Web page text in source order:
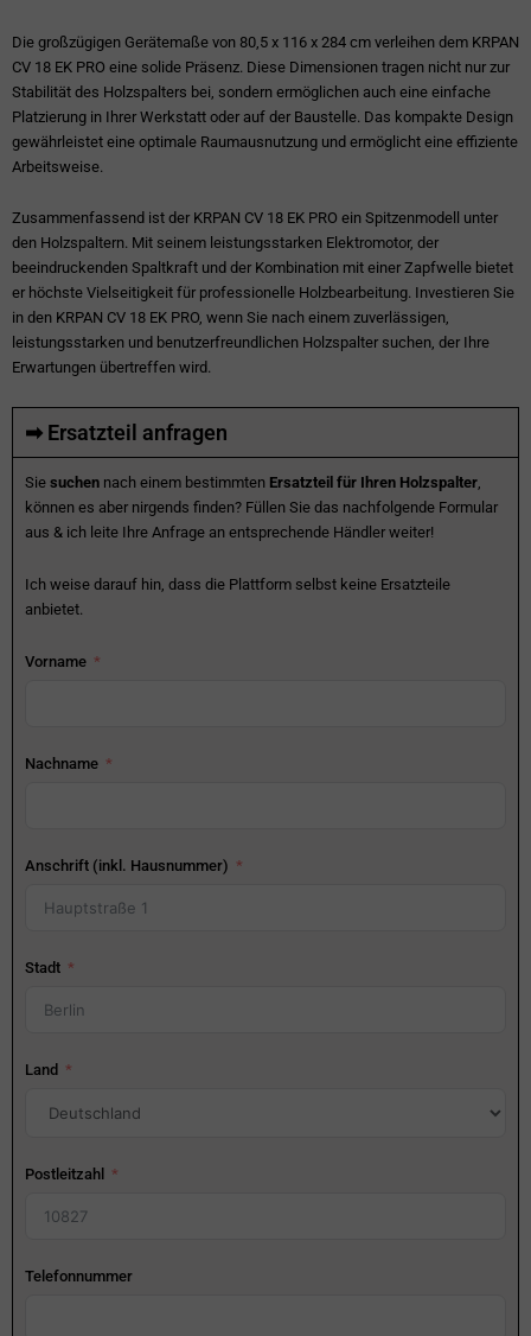
Die großzügigen Gerätemaße von 80,5 x 116 x 284 cm verleihen dem KRPAN
CV 18 EK PRO eine solide Präsenz. Diese Dimensionen tragen nicht nur zur
Stabilität des Holzspalters bei, sondern ermöglichen auch eine einfache
Platzierung in Ihrer Werkstatt oder auf der Baustelle. Das kompakte Design
gewährleistet eine optimale Raumausnutzung und ermöglicht eine effiziente
Arbeitsweise.
Zusammenfassend ist der KRPAN CV 18 EK PRO ein Spitzenmodell unter
den Holzspaltern. Mit seinem leistungsstarken Elektromotor, der
beeindruckenden Spaltkraft und der Kombination mit einer Zapfwelle bietet
er höchste Vielseitigkeit für professionelle Holzbearbeitung. Investieren Sie
in den KRPAN CV 18 EK PRO, wenn Sie nach einem zuverlässigen,
leistungsstarken und benutzerfreundlichen Holzspalter suchen, der Ihre
Erwartungen übertreffen wird.
➡ Ersatzteil anfragen
Sie suchen nach einem bestimmten Ersatzteil für Ihren Holzspalter,
können es aber nirgends finden? Füllen Sie das nachfolgende Formular
aus & ich leite Ihre Anfrage an entsprechende Händler weiter!
Ich weise darauf hin, dass die Plattform selbst keine Ersatzteile
anbietet.
Vorname
Nachname
Anschrift (inkl. Hausnummer)
Stadt
Land
Postleitzahl
Telefonnummer